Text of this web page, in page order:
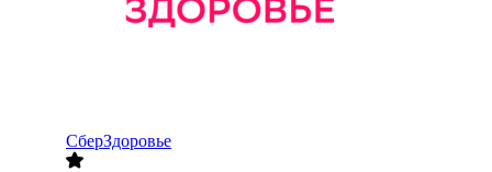
СберЗдоровье